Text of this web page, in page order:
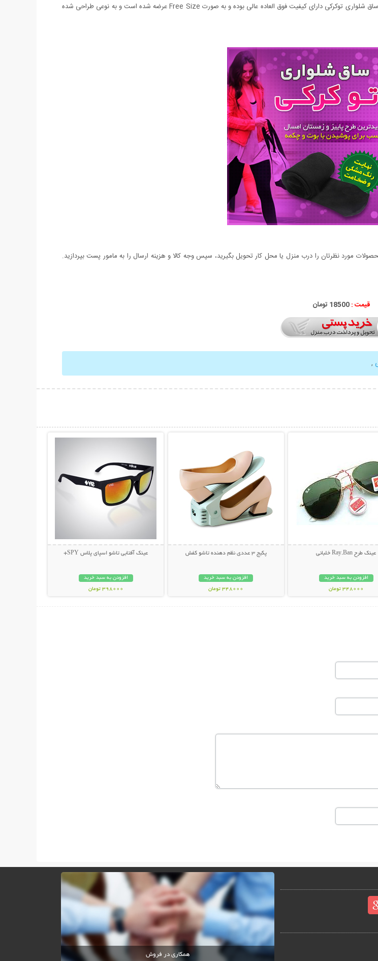
را با مانتو و پالتو به همراه بوت استفاده کنید که فرم بسیار شیکی به پوشش شما می بخشد. ساق شلواری توکرکی دارای کیفیت فوق العاده عالی بوده و به صورت Free Size عرضه شده است و به نوعی طراحی شده
مورد نظرتان را درب منزل یا محل کار تحویل بگیرید، سپس وجه کالا و هزینه ارسال را به مامور پست بپردازید.
قیمت :18500 تومان
,
عینک طرح Ray.Ban خلبانی
افزودن به سبد خرید
348000 تومان
پکیج 3 عددی نظم دهنده تاشو کفش
افزودن به سبد خرید
348000 تومان
عینک آفتابی تاشو اسپای پلاس SPY+
افزودن به سبد خرید
398000 تومان
همکاری در فروش